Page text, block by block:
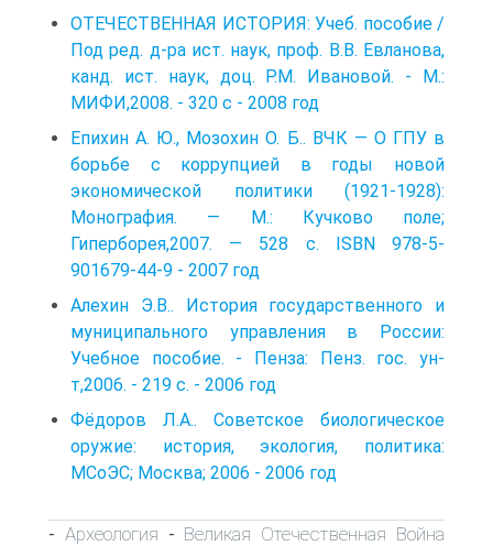
ОТЕЧЕСТВЕННАЯ ИСТОРИЯ: Учеб. пособие /
Под ред. д-ра ист. наук, проф. В.В. Евланова,
канд. ист. наук, доц. Р.М. Ивановой. - М.:
МИФИ,2008. - 320 с - 2008 год
Епихин А. Ю., Мозохин О. Б.. ВЧК — О ГПУ в
борьбе с коррупцией в годы новой
экономической политики (1921-1928):
Монография. — М.: Кучково поле;
Гиперборея,2007. — 528 с. ISBN 978-5-
901679-44-9 - 2007 год
Алехин Э.В.. История государственного и
муниципального управления в России:
Учебное пособие. - Пенза: Пенз. гос. ун-
т,2006. - 219 с. - 2006 год
Фёдоров Л.А.. Советское биологическое
оружие: история, экология, политика:
МСоЭС; Москва; 2006 - 2006 год
- Археология - Великая Отечественная Война